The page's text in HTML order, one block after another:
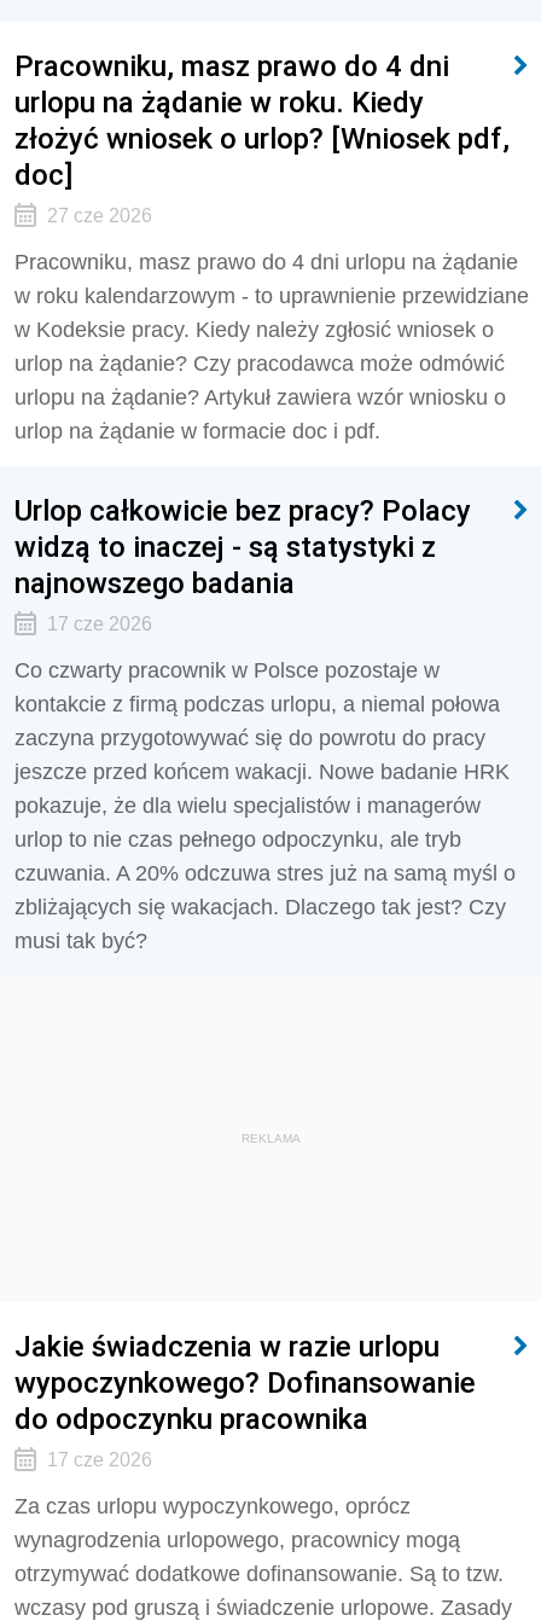
Pracowniku, masz prawo do 4 dni
urlopu na żądanie w roku. Kiedy
złożyć wniosek o urlop? [Wniosek pdf,
doc]
27 cze 2026
Pracowniku, masz prawo do 4 dni urlopu na żądanie
w roku kalendarzowym - to uprawnienie przewidziane
w Kodeksie pracy. Kiedy należy zgłosić wniosek o
urlop na żądanie? Czy pracodawca może odmówić
urlopu na żądanie? Artykuł zawiera wzór wniosku o
urlop na żądanie w formacie doc i pdf.
Urlop całkowicie bez pracy? Polacy
widzą to inaczej - są statystyki z
najnowszego badania
17 cze 2026
Co czwarty pracownik w Polsce pozostaje w
kontakcie z firmą podczas urlopu, a niemal połowa
zaczyna przygotowywać się do powrotu do pracy
jeszcze przed końcem wakacji. Nowe badanie HRK
pokazuje, że dla wielu specjalistów i managerów
urlop to nie czas pełnego odpoczynku, ale tryb
czuwania. A 20% odczuwa stres już na samą myśl o
zbliżających się wakacjach. Dlaczego tak jest? Czy
musi tak być?
REKLAMA
Jakie świadczenia w razie urlopu
wypoczynkowego? Dofinansowanie
do odpoczynku pracownika
17 cze 2026
Za czas urlopu wypoczynkowego, oprócz
wynagrodzenia urlopowego, pracownicy mogą
otrzymywać dodatkowe dofinansowanie. Są to tzw.
wczasy pod gruszą i świadczenie urlopowe. Zasady